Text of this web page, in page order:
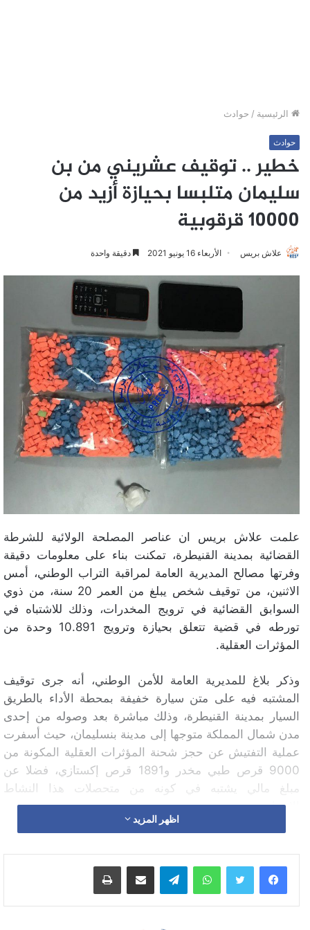
الرئيسية / حوادث
حوادث
خطير .. توقيف عشريني من بن
سليمان متلبسا بحيازة أزيد من
10000 قرقوبية
علاش بريس الأربعاء 16 يونيو 2021 دقيقة واحدة
علمت علاش بريس ان عناصر المصلحة الولائية للشرطة
القضائية بمدينة القنيطرة، تمكنت بناء على معلومات دقيقة
وفرتها مصالح المديرية العامة لمراقبة التراب الوطني، أمس
الاثنين، من توقيف شخص يبلغ من العمر 20 سنة، من ذوي
السوابق القضائية في ترويج المخدرات، وذلك للاشتباه في
تورطه في قضية تتعلق بحيازة وترويج 10.891 وحدة من
المؤثرات العقلية.
وذكر بلاغ للمديرية العامة للأمن الوطني، أنه جرى توقيف
المشتبه فيه على متن سيارة خفيفة بمحطة الأداء بالطريق
السيار بمدينة القنيطرة، وذلك مباشرة بعد وصوله من إحدى
مدن شمال المملكة متوجها إلى مدينة بنسليمان، حيث أسفرت
عملية التفتيش عن حجز شحنة المؤثرات العقلية المكونة من
9000 قرص طبي مخدر و1891 قرص إكستازي، فضلا عن
مبلغ مالي يشتبه في كونه من متحصلات هذا النشاط
الإجرامي.
المشتبه فيه بمدينة بنسليمان، أسفرت أيضا عن حجز مجموعة
من صفائح مخدر الشيرا وسلاح أبيض من الحجم الكبير.
اظهر المزيد
واتساب تيلقرام مشاركة عبر البريد طباعة